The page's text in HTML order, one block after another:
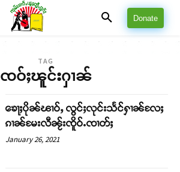
Donate
TAG
ၸဝ်ႈၽူင်းႁၢၼ်
ၶေႃႈပိုၼ်ၽၢဝ်ႇ လွင်ႈလုင်းသႅင်ႁၢၼ်လႄႈ
ၵၢၼ်မႄးလီၼႂ်းၸိူဝ်ႉၸၢတ်ႈ
January 26, 2021